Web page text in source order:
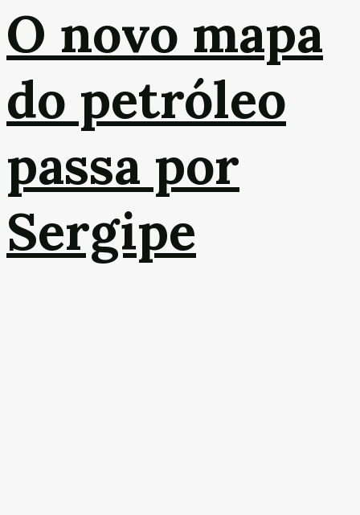
O novo mapa
do petróleo
passa por
Sergipe